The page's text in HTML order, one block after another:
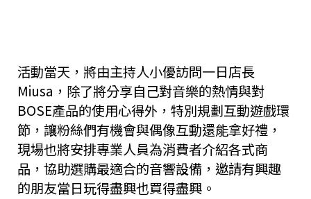
活動當天，將由主持人小優訪問一日店長
Miusa，除了將分享自己對音樂的熱情與對
BOSE產品的使用心得外，特別規劃互動遊戲環
節，讓粉絲們有機會與偶像互動還能拿好禮，
現場也將安排專業人員為消費者介紹各式商
品，協助選購最適合的音響設備，邀請有興趣
的朋友當日玩得盡興也買得盡興。